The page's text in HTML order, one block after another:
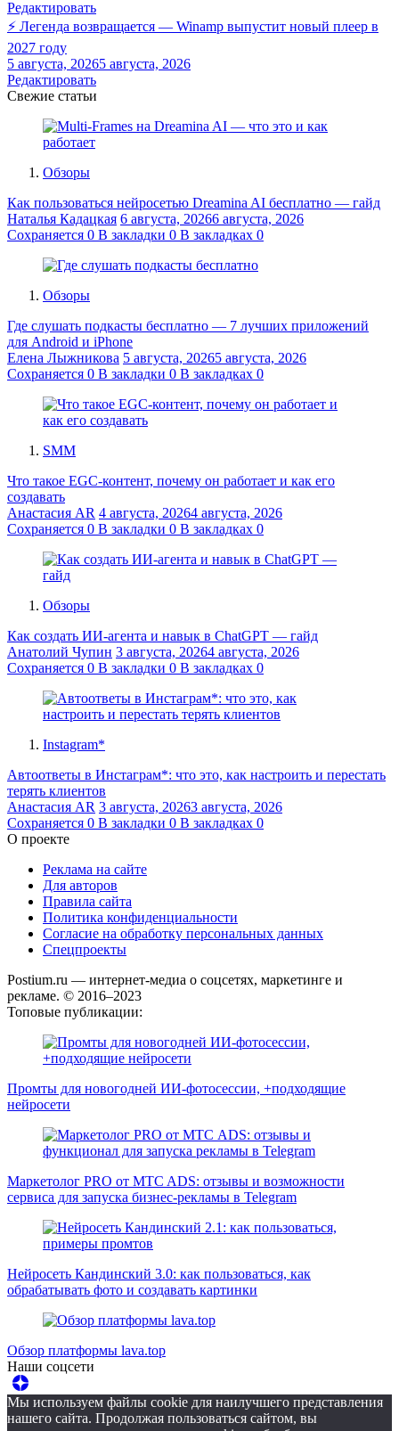
Редактировать
⚡ Легенда возвращается — Winamp выпустит новый плеер в
2027 году
5 августа, 20265 августа, 2026
Редактировать
Свежие статьи
Обзоры
Как пользоваться нейросетью Dreamina AI бесплатно — гайд
Наталья Кадацкая 6 августа, 20266 августа, 2026
Сохраняется 0 В закладки 0 В закладках 0
Обзоры
Где слушать подкасты бесплатно — 7 лучших приложений
для Android и iPhone
Елена Лыжникова 5 августа, 20265 августа, 2026
Сохраняется 0 В закладки 0 В закладках 0
SMM
Что такое EGC-контент, почему он работает и как его
создавать
Анастасия AR 4 августа, 20264 августа, 2026
Сохраняется 0 В закладки 0 В закладках 0
Обзоры
Как создать ИИ-агента и навык в ChatGPT — гайд
Анатолий Чупин 3 августа, 20264 августа, 2026
Сохраняется 0 В закладки 0 В закладках 0
Instagram*
Автоответы в Инстаграм*: что это, как настроить и перестать
терять клиентов
Анастасия AR 3 августа, 20263 августа, 2026
Сохраняется 0 В закладки 0 В закладках 0
О проекте
Реклама на сайте
Для авторов
Правила сайта
Политика конфиденциальности
Согласие на обработку персональных данных
Спецпроекты
Postium.ru — интернет-медиа о соцсетях, маркетинге и
рекламе. © 2016–2023
Топовые публикации:
Промты для новогодней ИИ-фотосессии, +подходящие
нейросети
Маркетолог PRO от MTC ADS: отзывы и возможности
сервиса для запуска бизнес-рекламы в Telegram
Нейросеть Кандинский 3.0: как пользоваться, как
обрабатывать фото и создавать картинки
Обзор платформы lava.top
Наши соцсети
Мы используем файлы cookie для наилучшего представления
нашего сайта. Продолжая пользоваться сайтом, вы